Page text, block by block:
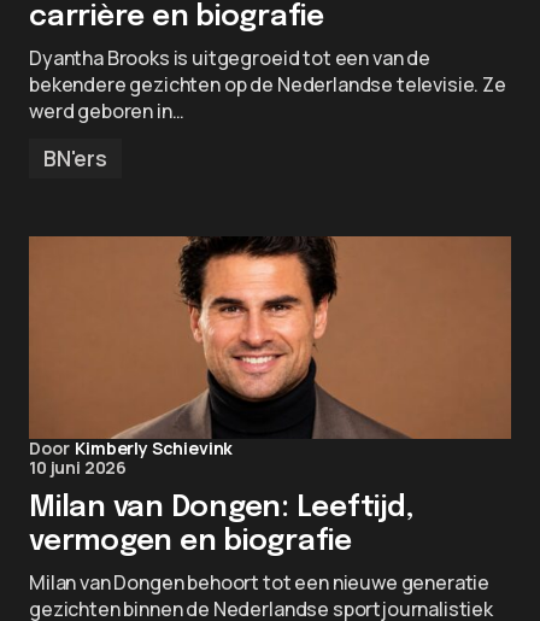
carrière en biografie
Dyantha Brooks is uitgegroeid tot een van de
bekendere gezichten op de Nederlandse televisie. Ze
werd geboren in…
BN'ers
Door Kimberly Schievink
10 juni 2026
Milan van Dongen: Leeftijd,
vermogen en biografie
Milan van Dongen behoort tot een nieuwe generatie
gezichten binnen de Nederlandse sportjournalistiek